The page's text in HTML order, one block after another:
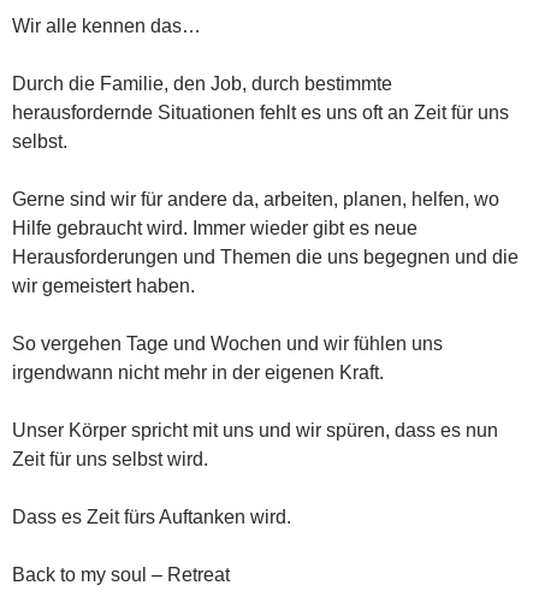
Wir alle kennen das…
Durch die Familie, den Job, durch bestimmte
herausfordernde Situationen fehlt es uns oft an Zeit für uns
selbst.
Gerne sind wir für andere da, arbeiten, planen, helfen, wo
Hilfe gebraucht wird. Immer wieder gibt es neue
Herausforderungen und Themen die uns begegnen und die
wir gemeistert haben.
So vergehen Tage und Wochen und wir fühlen uns
irgendwann nicht mehr in der eigenen Kraft.
Unser Körper spricht mit uns und wir spüren, dass es nun
Zeit für uns selbst wird.
Dass es Zeit fürs Auftanken wird.
Back to my soul – Retreat